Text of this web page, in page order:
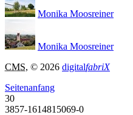
Monika Moosreiner
Monika Moosreiner
CMS, © 2026 digitalfabriX
Seitenanfang
30
3857-1614815069-0